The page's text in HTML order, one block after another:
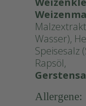
Wasser),
Speisesalz
Rapsöl,
Allergene: